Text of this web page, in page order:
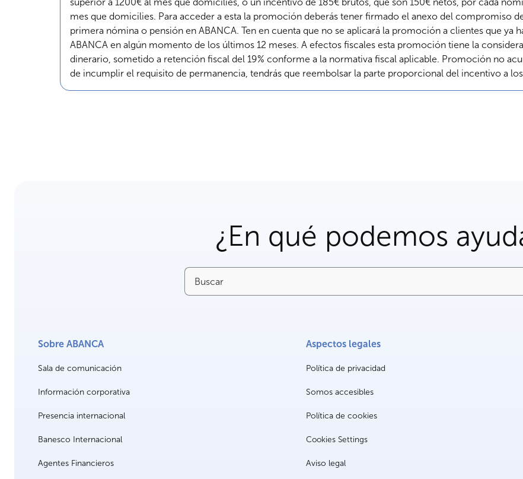
mes que domicilies. Para acceder a esta la promoción deberás tener firmado el anexo del compromiso
primera nómina o pensión en ABANCA. Ten en cuenta que no se aplicará la promoción a clientes que ya
ABANCA en algún momento de los últimos 12 meses. A efectos fiscales esta promoción tiene la
dinerario, sometido a retención fiscal del 19% conforme a la normativa fiscal aplicable. Promoción no
de incumplir el requisito de permanencia, tendrás que reembolsar la parte proporcional del incentivo a
¿En qué podemos
Buscar
Sobre ABANCA
Sala de comunicación
Información corporativa
Presencia internacional
Banesco Internacional
Agentes Financieros
Aspectos legales
Política de privacidad
Somos accesibles
Política de cookies
Cookies Settings
Aviso legal